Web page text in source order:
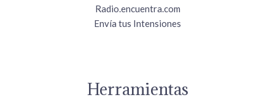
Radio.encuentra.com
Envía tus Intensiones
Herramientas